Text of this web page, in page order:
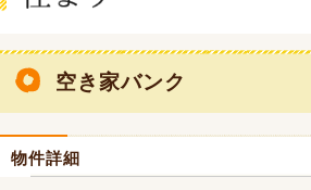
空き家バンク
物件詳細